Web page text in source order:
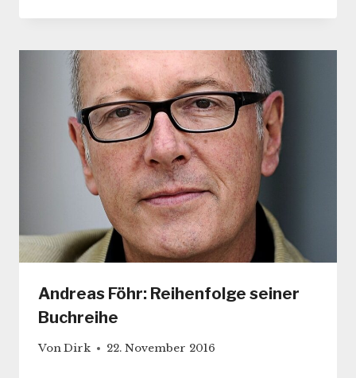
Andreas Föhr: Reihenfolge seiner
Buchreihe
VonDirk 22. November 2016